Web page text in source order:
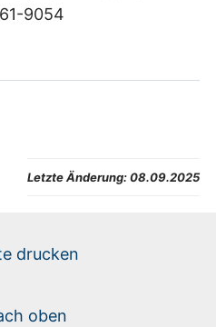
9054
Letzte Änderung:08.09.2025
drucken
oben